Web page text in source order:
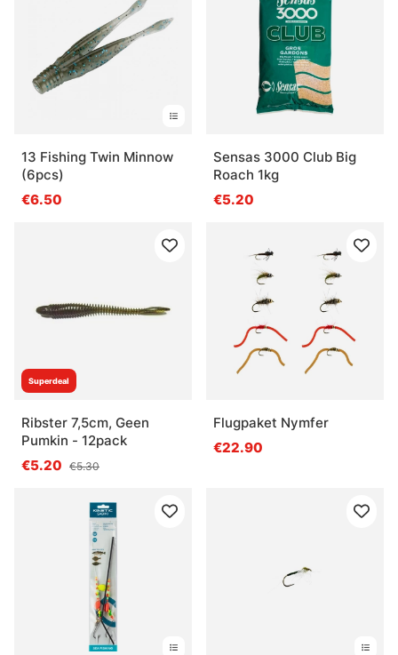
13 Fishing Twin Minnow
(6pcs)
€6.50
Sensas 3000 Club Big
Roach 1kg
€5.20
Superdeal
Ribster 7,5cm, Geen
Pumkin - 12pack
€5.20 €5.30
Flugpaket Nymfer
€22.90